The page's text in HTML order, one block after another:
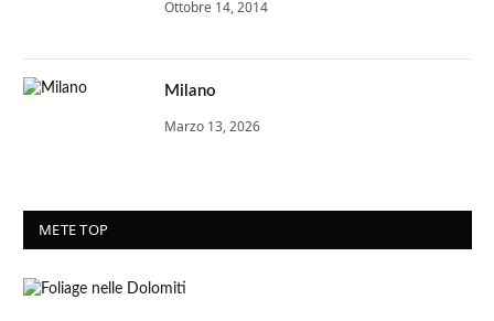
Ottobre 14, 2014
Milano
Marzo 13, 2026
METE TOP